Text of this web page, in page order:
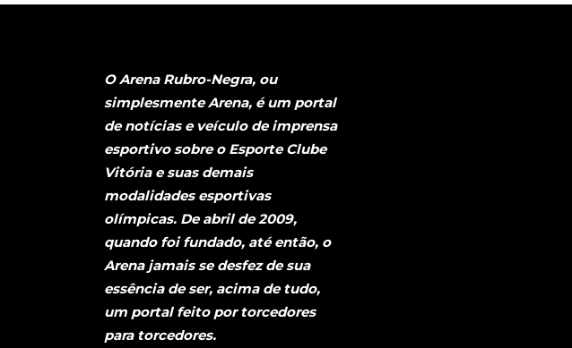
O Arena Rubro-Negra, ou
simplesmente Arena, é um portal
de notícias e veículo de imprensa
esportivo sobre o Esporte Clube
Vitória e suas demais
modalidades esportivas
olímpicas. De abril de 2009,
quando foi fundado, até então, o
Arena jamais se desfez de sua
essência de ser, acima de tudo,
um portal feito por torcedores
para torcedores.